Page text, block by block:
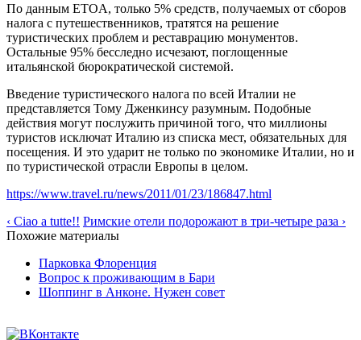
По данным ETOA, только 5% средств, получаемых от сборов
налога с путешественников, тратятся на решение
туристических проблем и реставрацию монументов.
Остальные 95% бесследно исчезают, поглощенные
итальянской бюрократической системой.
Введение туристического налога по всей Италии не
представляется Тому Дженкинсу разумным. Подобные
действия могут послужить причиной того, что миллионы
туристов исключат Италию из списка мест, обязательных для
посещения. И это ударит не только по экономике Италии, но и
по туристической отрасли Европы в целом.
https://www.travel.ru/news/2011/01/23/186847.html
‹ Ciao a tutte!! Римские отели подорожают в три-четыре раза ›
Похожие материалы
Парковка Флоренция
Вопрос к проживающим в Бари
Шоппинг в Анконе. Нужен совет